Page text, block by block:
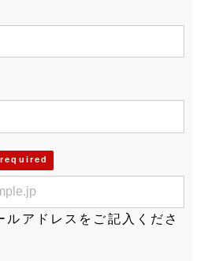
ルアドレスをご記入くださ